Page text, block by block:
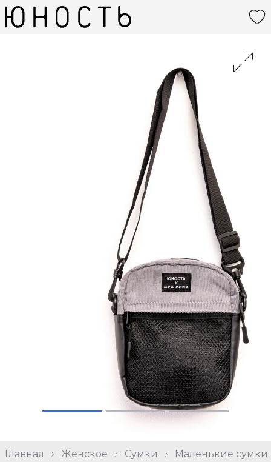
Главная Женское Сумки Маленькие сумки